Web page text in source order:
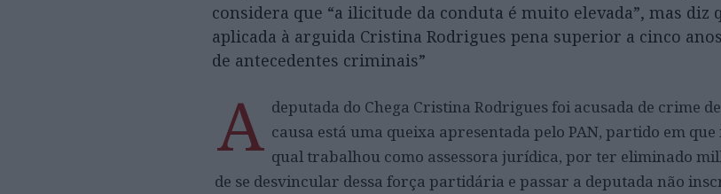
considera que “a ilicitude da conduta é muito elevada”, mas diz
aplicada à arguida Cristina Rodrigues pena superior a cinco
de antecedentes criminais”
A deputada do Chega Cristina Rodrigues foi acusada de crime
causa está uma queixa apresentada pelo PAN, partido em
qual trabalhou como assessora jurídica, por ter eliminado
de se desvincular dessa força partidária e passar a deputada não